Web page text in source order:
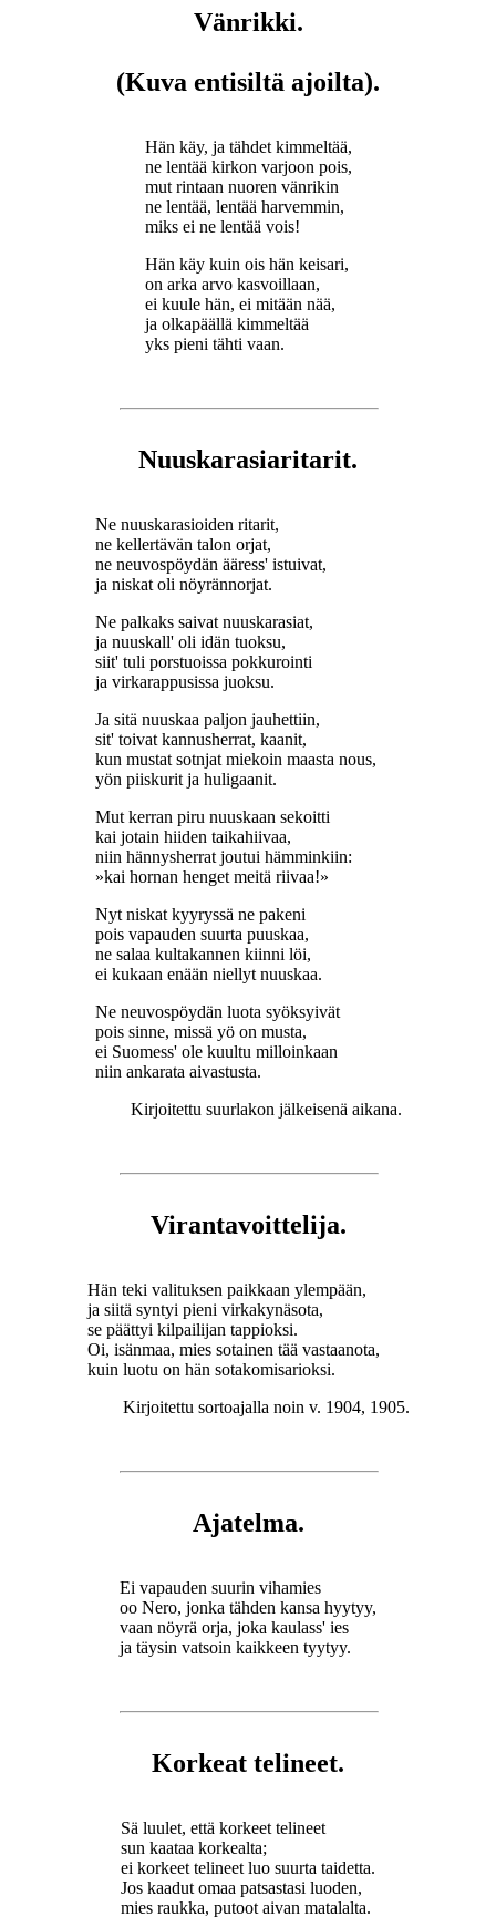
Vänrikki.
(Kuva entisiltä ajoilta).
Hän käy, ja tähdet kimmeltää,
ne lentää kirkon varjoon pois,
mut rintaan nuoren vänrikin
ne lentää, lentää harvemmin,
miks ei ne lentää vois!
Hän käy kuin ois hän keisari,
on arka arvo kasvoillaan,
ei kuule hän, ei mitään nää,
ja olkapäällä kimmeltää
yks pieni tähti vaan.
Nuuskarasiaritarit.
Ne nuuskarasioiden ritarit,
ne kellertävän talon orjat,
ne neuvospöydän ääress' istuivat,
ja niskat oli nöyrännorjat.
Ne palkaks saivat nuuskarasiat,
ja nuuskall' oli idän tuoksu,
siit' tuli porstuoissa pokkurointi
ja virkarappusissa juoksu.
Ja sitä nuuskaa paljon jauhettiin,
sit' toivat kannusherrat, kaanit,
kun mustat sotnjat miekoin maasta nous,
yön piiskurit ja huligaanit.
Mut kerran piru nuuskaan sekoitti
kai jotain hiiden taikahiivaa,
niin hännysherrat joutui hämminkiin:
»kai hornan henget meitä riivaa!»
Nyt niskat kyyryssä ne pakeni
pois vapauden suurta puuskaa,
ne salaa kultakannen kiinni löi,
ei kukaan enään niellyt nuuskaa.
Ne neuvospöydän luota syöksyivät
pois sinne, missä yö on musta,
ei Suomess' ole kuultu milloinkaan
niin ankarata aivastusta.
Kirjoitettu suurlakon jälkeisenä aikana.
Virantavoittelija.
Hän teki valituksen paikkaan ylempään,
ja siitä syntyi pieni virkakynäsota,
se päättyi kilpailijan tappioksi.
Oi, isänmaa, mies sotainen tää vastaanota,
kuin luotu on hän sotakomisarioksi.
Kirjoitettu sortoajalla noin v. 1904, 1905.
Ajatelma.
Ei vapauden suurin vihamies
oo Nero, jonka tähden kansa hyytyy,
vaan nöyrä orja, joka kaulass' ies
ja täysin vatsoin kaikkeen tyytyy.
Korkeat telineet.
Sä luulet, että korkeet telineet
sun kaataa korkealta;
ei korkeet telineet luo suurta taidetta.
Jos kaadut omaa patsastasi luoden,
mies raukka, putoot aivan matalalta.